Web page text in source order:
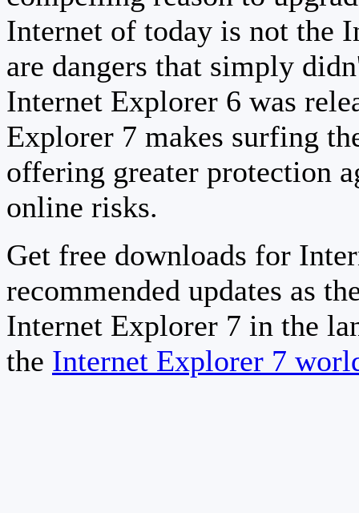
Internet of today is not the
are dangers that simply
Internet Explorer 6 was
Explorer 7 makes surfing
offering greater protection
online risks.
Get free downloads for
recommended updates as
Internet Explorer 7 in the
the Internet Explorer 7